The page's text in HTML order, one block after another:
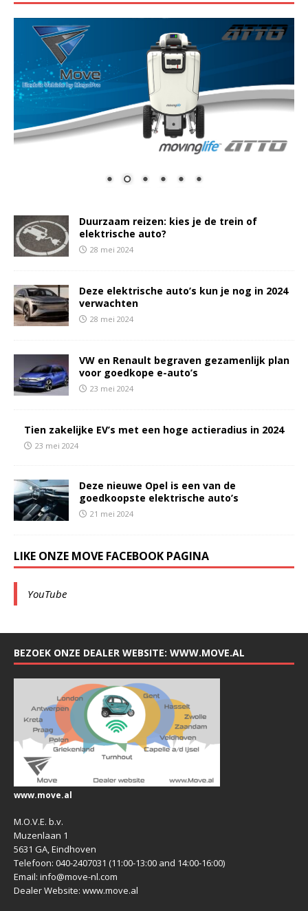
Duurzaam reizen: kies je de trein of
elektrische auto?
28 mei 2024
Deze elektrische auto’s kun je nog in 2024
verwachten
28 mei 2024
VW en Renault begraven gezamenlijk plan
voor goedkope e-auto’s
23 mei 2024
Tien zakelijke EV’s met een hoge actieradius in 2024
23 mei 2024
Deze nieuwe Opel is een van de
goedkoopste elektrische auto’s
21 mei 2024
LIKE ONZE MOVE FACEBOOK PAGINA
YouTube
BEZOEK ONZE DEALER WEBSITE: WWW.MOVE.AL
www.move.al
M.O.V.E. b.v.
Muzenlaan 1
5631 GA, Eindhoven
Telefoon: 040-2407031 (11:00-13:00 and 14:00-16:00)
Email: info@move-nl.com
Dealer Website: www.move.al